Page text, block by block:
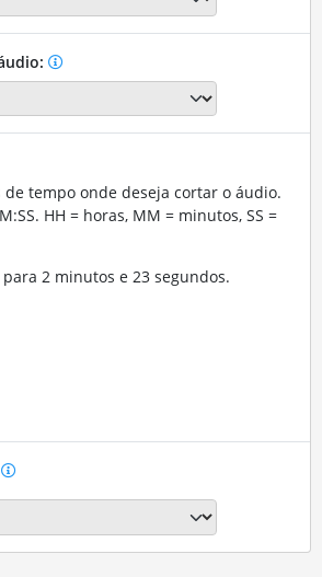
tempo onde deseja cortar o áudio.
HH = horas, MM = minutos, SS =
para 2 minutos e 23 segundos.